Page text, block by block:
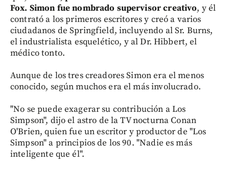
Fox. Simon fue nombrado supervisor creativo, y él
contrató a los primeros escritores y creó a varios
ciudadanos de Springfield, incluyendo al Sr. Burns,
el industrialista esquelético, y al Dr. Hibbert, el
médico tonto.
Aunque de los tres creadores Simon era el menos
conocido, según muchos era el más involucrado.
"No se puede exagerar su contribución a Los
Simpson", dijo el astro de la TV nocturna Conan
O'Brien, quien fue un escritor y productor de "Los
Simpson" a principios de los 90. "Nadie es más
inteligente que él".